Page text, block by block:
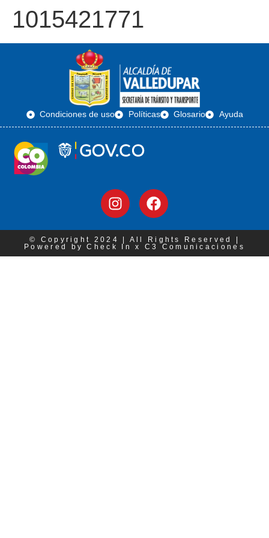
1015421771
Condiciones de uso Políticas Glosario Ayuda
© Copyright 2024 | All Rights Reserved |
Powered by Check In x C3 Comunicaciones